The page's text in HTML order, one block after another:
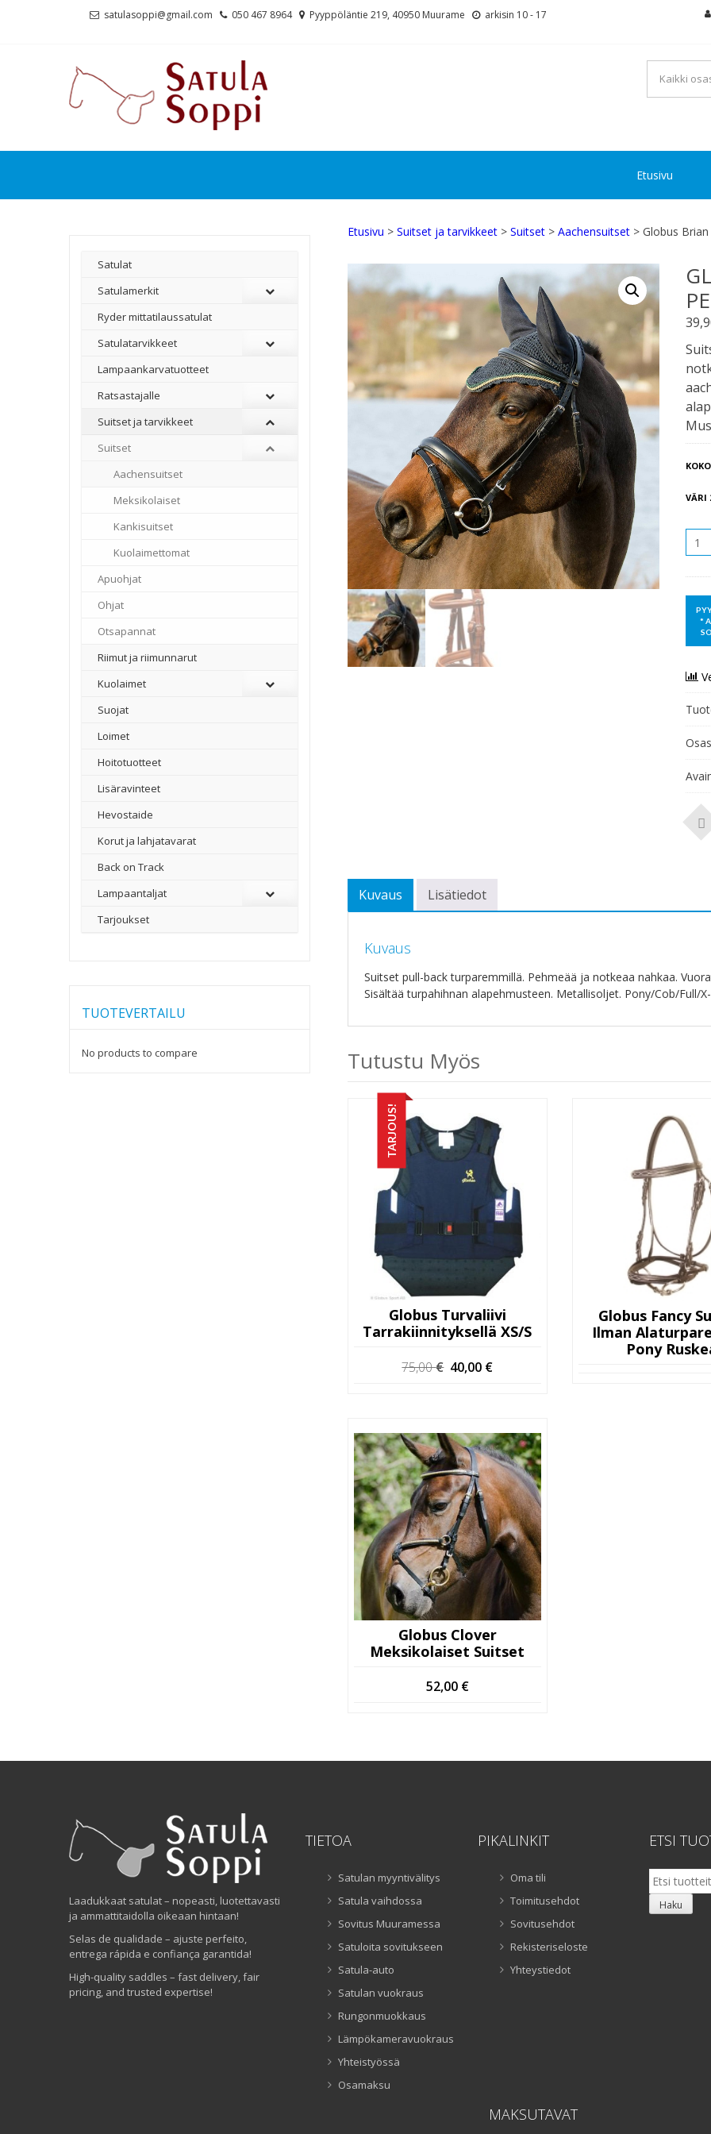
satulasoppi@gmail.com 050 467 8964 Pyyppöläntie 219, 40950 Muurame arkisin 10 - 17
Etusivu
Etusivu > Suitset ja tarvikkeet > Suitset > Aachensuitset > Globus
KOKO
VÄRI
Kuvaus Lisätiedot
Kuvaus
Suitset pull-back turparemmillä. Pehmeää ja notkeaa nahkaa.
Sisältää turpahihnan alapehmusteen. Metallisoljet. Pony/Cob/Full/
Tutustu Myös
TARJOUS!
Globus Turvaliivi
Tarrakiinnityksellä XS/S
75,00€ Alkuperäinen
40,00 €
Globus Fancy
Ilman
Pony
Globus Clover
Meksikolaiset Suitset
52,00 €
Satulat
Satulamerkit
Ryder mittatilaussatulat
Satulatarvikkeet
–
Lampaankarvatuotteet
Ratsastajalle
Suitset ja tarvikkeet
Suitset
Aachensuitset
Meksikolaiset
Kankisuitset
Kuolaimettomat
Apuohjat
Ohjat
Otsapannat
Riimut ja riimunnarut
Kuolaimet
Suojat
Loimet
Hoitotuotteet
Lisäravinteet
Hevostaide
Korut ja lahjatavarat
Back on Track
Lampaantaljat
Tarjoukset
TUOTEVERTAILU
No products to compare
Laadukkaat satulat – nopeasti, luotettavasti
ja ammattitaidolla oikeaan hintaan!
Selas de qualidade – ajuste perfeito,
entrega rápida e confiança garantida!
High-quality saddles – fast delivery, fair
pricing, and trusted expertise!
TIETOA
Satulan myyntivälitys
Satula vaihdossa
Sovitus Muuramessa
Satuloita sovitukseen
Satula-auto
Satulan vuokraus
Rungonmuokkaus
Lämpökameravuokraus
Yhteistyössä
Osamaksu
PIKALINKIT
Oma tili
Toimitusehdot
Sovitusehdot
Rekisteriseloste
Yhteystiedot
ETSI
Etsi:
Haku
MAKSUTAVAT